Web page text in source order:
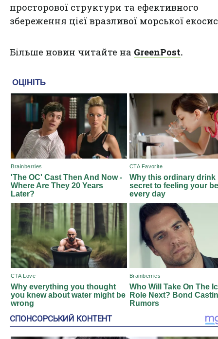
просторової структури та ефективного
збереження цієї вразливої морської
Більше новин читайте на GreenPost.